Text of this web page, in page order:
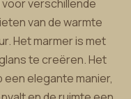
verschillende
van de warmte
Het marmer is met
te creëren. Het
elegante manier,